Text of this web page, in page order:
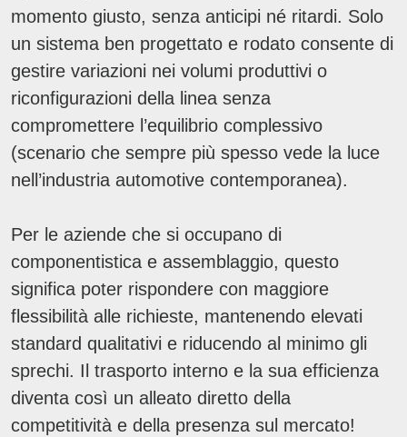
momento giusto, senza anticipi né ritardi. Solo
un sistema ben progettato e rodato consente di
gestire variazioni nei volumi produttivi o
riconfigurazioni della linea senza
compromettere l’equilibrio complessivo
(scenario che sempre più spesso vede la luce
nell’industria automotive contemporanea).
Per le aziende che si occupano di
componentistica e assemblaggio, questo
significa poter rispondere con maggiore
flessibilità alle richieste, mantenendo elevati
standard qualitativi e riducendo al minimo gli
sprechi. Il trasporto interno e la sua efficienza
diventa così un alleato diretto della
competitività e della presenza sul mercato!